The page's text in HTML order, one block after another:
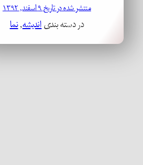
منتشر شده در تاریخ ۹ اسفند, ۱۳۹۲
در دسته بندیاندیشه, نما